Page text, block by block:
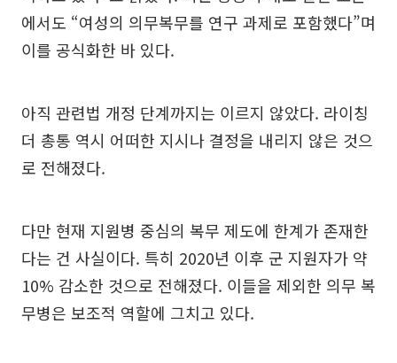
에서도 “여성의 의무복무를 연구 과제로 포함했다”며
이를 공식화한 바 있다.
아직 관련법 개정 단계까지는 이르지 않았다. 라이칭
더 총통 역시 어떠한 지시나 결정을 내리지 않은 것으
로 전해졌다.
다만 현재 지원병 중심의 복무 제도에 한계가 존재한
다는 건 사실이다. 특히 2020년 이후 군 지원자가 약
10% 감소한 것으로 전해졌다. 이들을 제외한 의무 복
무병은 보조적 역할에 그치고 있다.